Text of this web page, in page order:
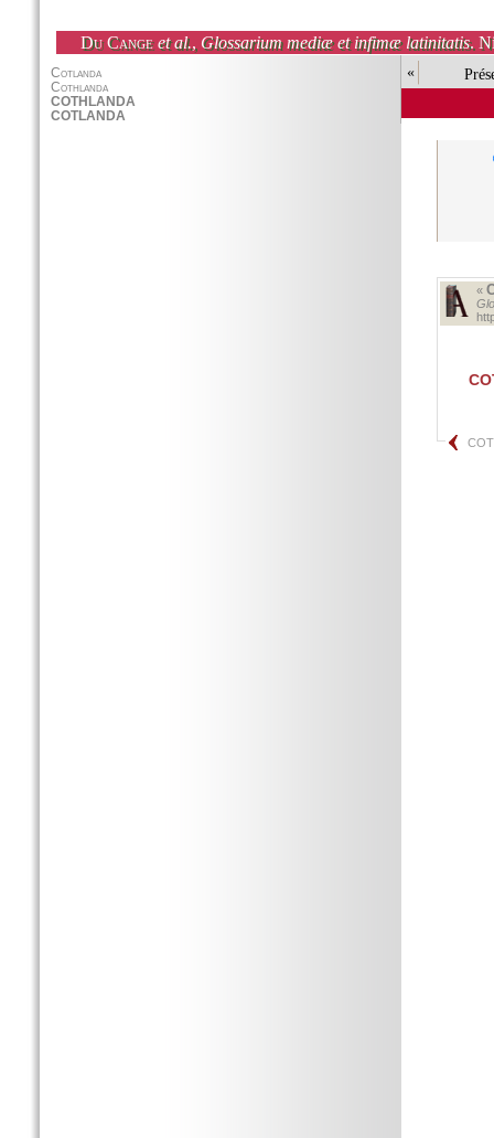
Du Cange et al., Glossarium mediæ et infimæ latinitatis.
«
«